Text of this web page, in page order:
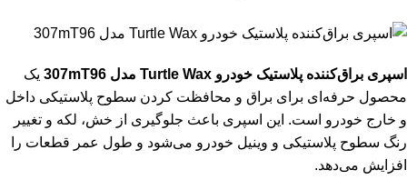
اسپری براق‌کننده پلاستیک خودرو Turtle Wax مدل 307mT96
یک
محصول حرفه‌ای برای براق و محافظت کردن سطوح پلاستیکی داخل
و خارج خودرو است. این اسپری باعث جلوگیری از خش، لکه و تغییر
رنگ سطوح پلاستیکی و وینیل خودرو می‌شود و طول عمر قطعات را
افزایش می‌دهد.